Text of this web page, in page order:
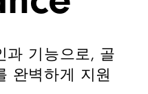
과 기능으로, 골
완벽하게 지원